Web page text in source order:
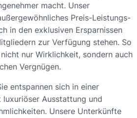
macht. Unser
Preis-Leistungs-
in den exklusiven Ersparnissen
zur Verfügung stehen. So
nur Wirklichkeit, sondern auch
Vergnügen.
entspannen sich in einer
Ausstattung und
Unsere Unterkünfte